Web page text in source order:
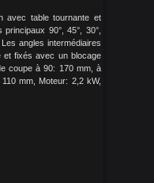
avec table tournante et
90°, 45°, 30°,
angles intermédiaires
et fixés avec un blocage
coupe à 90: 170 mm, à
mm, Moteur: 2,2 kW,